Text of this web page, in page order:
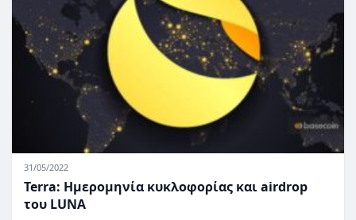
31/05/2022
Terra: Ημερομηνία κυκλοφορίας και airdrop
του LUNA